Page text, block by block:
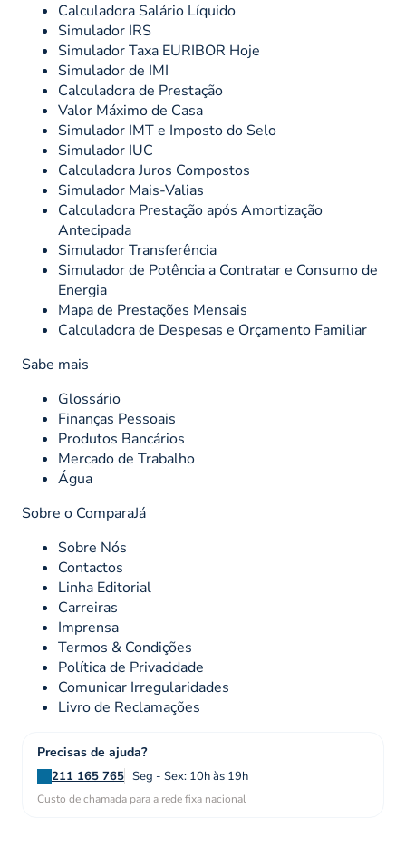
Calculadora Salário Líquido
Simulador IRS
Simulador Taxa EURIBOR Hoje
Simulador de IMI
Calculadora de Prestação
Valor Máximo de Casa
Simulador IMT e Imposto do Selo
Simulador IUC
Calculadora Juros Compostos
Simulador Mais-Valias
Calculadora Prestação após Amortização
Antecipada
Simulador Transferência
Simulador de Potência a Contratar e Consumo de
Energia
Mapa de Prestações Mensais
Calculadora de Despesas e Orçamento Familiar
Sabe mais
Glossário
Finanças Pessoais
Produtos Bancários
Mercado de Trabalho
Água
Sobre o ComparaJá
Sobre Nós
Contactos
Linha Editorial
Carreiras
Imprensa
Termos & Condições
Política de Privacidade
Comunicar Irregularidades
Livro de Reclamações
Precisas de ajuda?
211 165 765 Seg - Sex: 10h às 19h
Custo de chamada para a rede fixa nacional